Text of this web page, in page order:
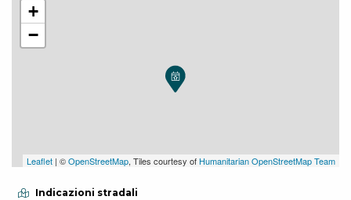
+
−
Leaflet | ©OpenStreetMap, Tiles courtesy of Humanitarian OpenStreetMap Team
Indicazioni stradali